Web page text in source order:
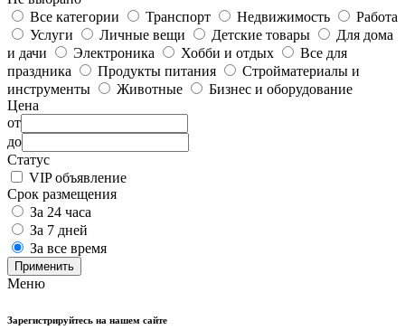
Все категории
Транспорт Недвижимость
Работа
Услуги
Личные вещи Детские товары
Для дома
и дачи
Электроника Хобби и отдых
Все для
праздника
Продукты питания
Стройматериалы и
инструменты
Животные
Бизнес и оборудование
Цена
от
до
Статус
VIP объявление
Срок размещения
За 24 часа
За 7 дней
За все время
Применить
Меню
Зарегистрируйтесь на нашем сайте